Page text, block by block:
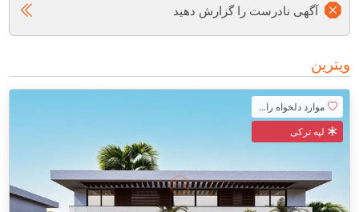
آگهی نادرست را گزارش دهید
ویترین
موارد دلخواه را اضافه کنید
لپه ترکی